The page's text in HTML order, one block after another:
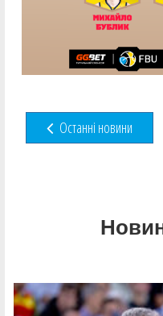
Останні новини